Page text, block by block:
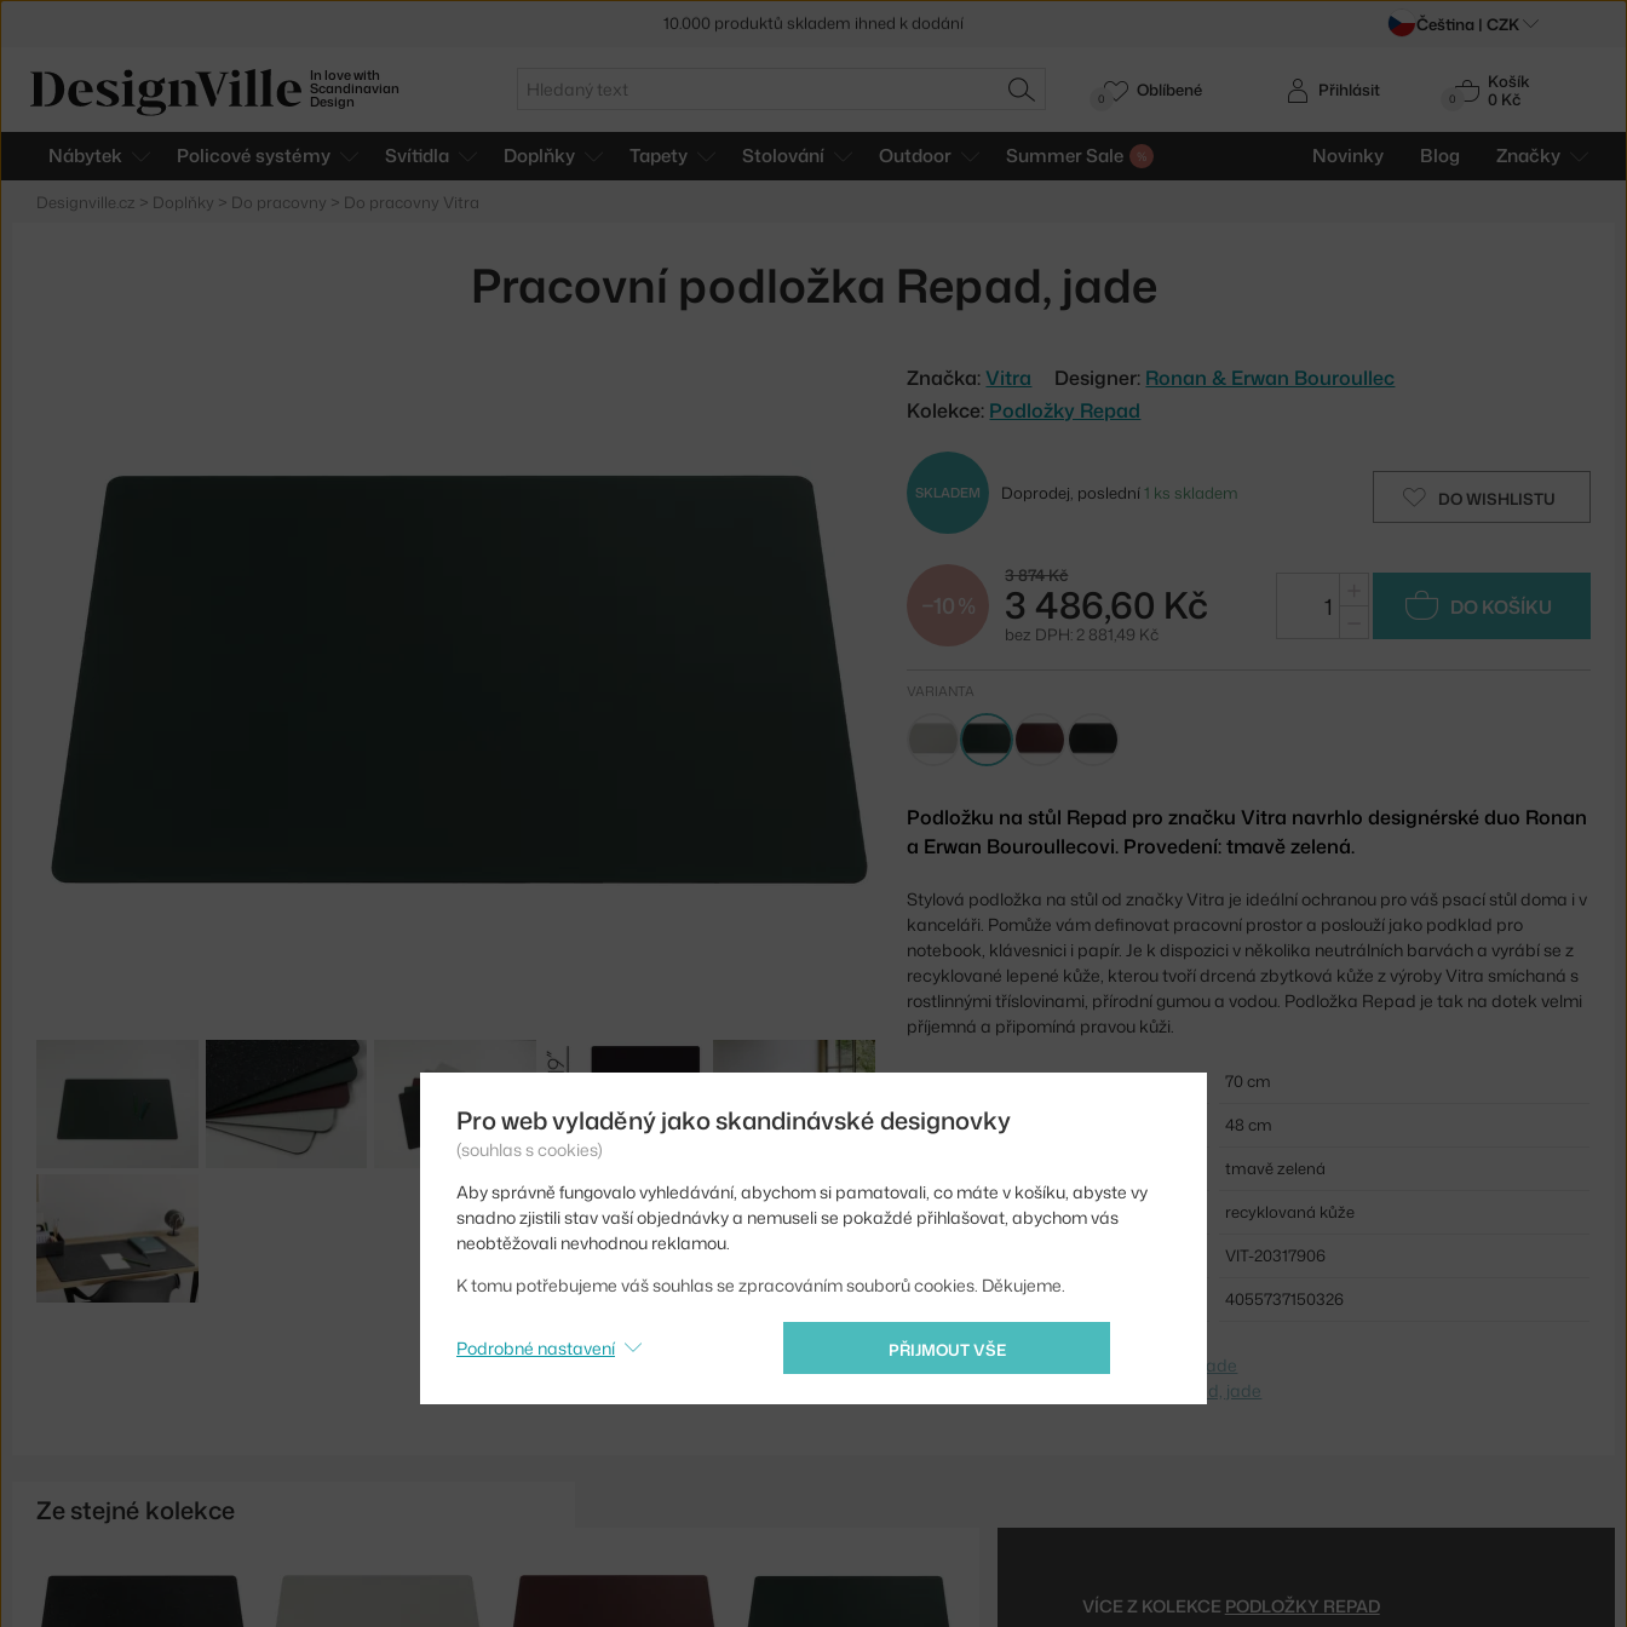
In love with
Scandinavian
Design
Hledat
HLEDAT 0
Košík
0 Kč
Nábytek Policové systémy Svítidla Doplňky Tapety Stolování Outdoor Summer Sale Novinky Blog Značky
Přihlásit
0 Oblíbené
Designville.cz > Doplňky > Do pracovny > Do pracovny Vitra
Pracovní podložka Repad, jade
Značka:Vitra Designer: Ronan & Erwan Bouroullec
Kolekce: Podložky Repad
DO WISHLISTU
SKLADEM Doprodej, poslední1 ks skladem
−10 %
3 874 Kč
3 486,60 Kč
bez DPH: 2 881,49 Kč
DO KOŠÍKU
VARIANTA
Podložku na stůl Repad pro značku Vitra navrhlo designérské duo Ronan
a Erwan Bouroullecovi. Provedení: tmavě zelená.
Stylová podložka na stůl od značky Vitra je ideální ochranou pro váš psací stůl doma i v
kanceláři. Pomůže vám definovat pracovní prostor a poslouží jako podklad pro
notebook, klávesnici i papír. Je k dispozici v několika neutrálních barvách a vyrábí se z
recyklované lepené kůže, kterou tvoří drcená zbytková kůže z výroby Vitra smíchaná s
rostlinnými tříslovinami, přírodní gumou a vodou. Podložka Repad je tak na dotek velmi
příjemná a připomíná pravou kůži.
70 cm
Šířka:
48 cm
tmavě zelená
Materiál:
recyklovaná kůže
VIT-20317906
EAN
4055737150326
Repad, jade
Repad, jade
Ze stejné kolekce
VÍCE Z KOLEKCE PODLOŽKY REPAD
Sleva 5 % pro odběratele newsletteru
Čeština | CZK
Pro web vyladěný jako skandinávské designovky
(souhlas s cookies)
Aby správně fungovalo vyhledávání, abychom si pamatovali, co máte v košíku, abyste vy
snadno zjistili stav vaší objednávky a nemuseli se pokaždé přihlašovat, abychom vás
neobtěžovali nevhodnou reklamou.
K tomu potřebujeme váš souhlas se zpracováním souborů cookies. Děkujeme.
PŘIJMOUT VŠE
Podrobné nastavení